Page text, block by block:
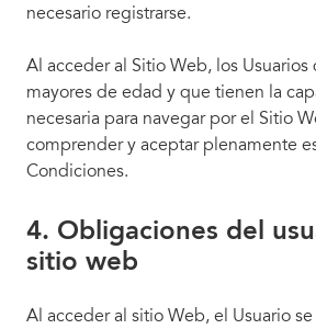
necesario registrarse.
Al acceder al Sitio Web, los Usuarios
mayores de edad y que tienen la
necesaria para navegar por el Sitio
comprender y aceptar plenamente
Condiciones.
4. Obligaciones del
sitio web
Al acceder al sitio Web, el Usuario